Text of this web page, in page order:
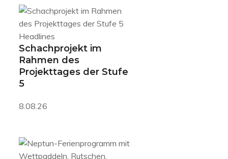
Headlines
Schachprojekt im
Rahmen des
Projekttages der Stufe
5
8.08.26